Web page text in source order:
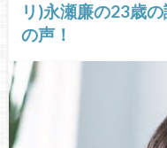
リ)永瀬廉の23歳
の声！